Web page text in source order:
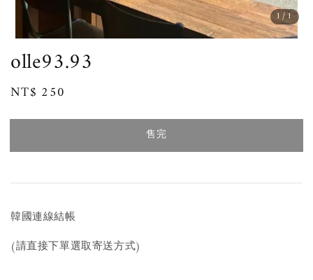
1/1
olle93.93
Regular
NT$ 250
售完
韓國連線結帳
(請直接下單選取寄送方式)